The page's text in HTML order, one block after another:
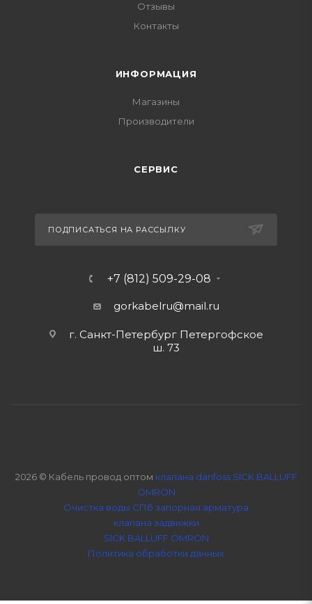
Отзывы
Контакты
ИНФОРМАЦИЯ
Магазины
Производители
СЕРВИС
ПОДПИСАТЬСЯ НА РАССЫЛКУ
+7 (812) 509-29-08
gorkabelru@mail.ru
г. Санкт-Петербург Петергофское
ш. 73
2026 © Кабель провод оптом клапана danfoss SICK BALLUFF
OMRON
Очистка воды СПб запорная арматура
клапана задвижки
SICK BALLUFF OMRON
Политика обработки данных